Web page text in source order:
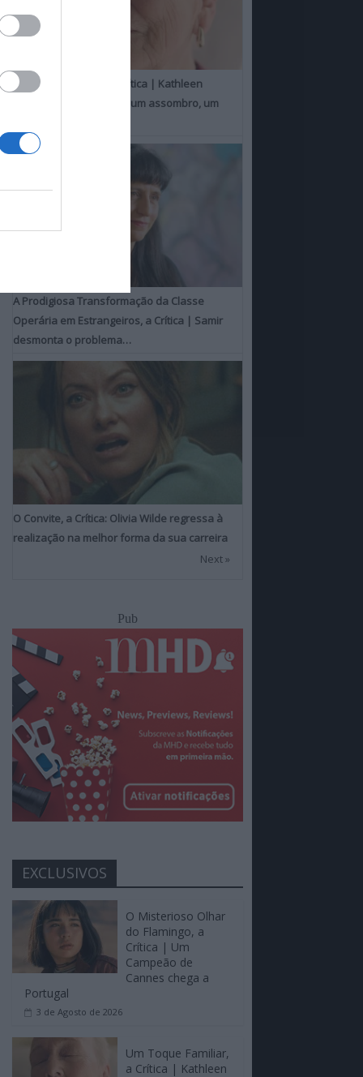
Um Toque Familiar, a Crítica | Kathleen
Chalfant é um espanto, um assombro, um
A Prodigiosa Transformação da Classe
Operária em Estrangeiros, a Crítica | Samir
desmonta o problema…
O Convite, a Crítica: Olivia Wilde regressa à
realização na melhor forma da sua carreira
Next »
Pub
EXCLUSIVOS
O Misterioso Olhar
do Flamingo, a
Crítica | Um
Campeão de
Cannes chega a
Portugal
3 de Agosto de 2026
Um Toque Familiar,
a Crítica | Kathleen